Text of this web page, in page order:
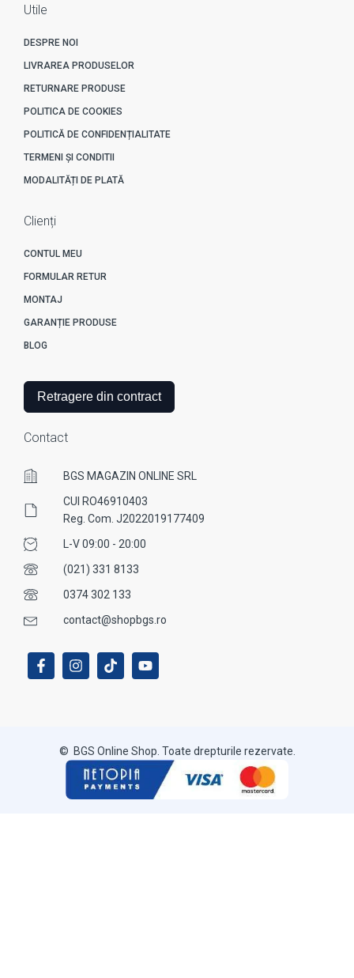
Utile
DESPRE NOI
LIVRAREA PRODUSELOR
RETURNARE PRODUSE
POLITICA DE COOKIES
POLITICĂ DE CONFIDENȚIALITATE
TERMENI ȘI CONDITII
MODALITĂȚI DE PLATĂ
Clienți
CONTUL MEU
FORMULAR RETUR
MONTAJ
GARANȚIE PRODUSE
BLOG
Retragere din contract
Contact
BGS MAGAZIN ONLINE SRL
CUI RO46910403
Reg. Com. J2022019177409
L-V 09:00 - 20:00
(021) 331 8133
0374 302 133
contact@shopbgs.ro
© BGS Online Shop. Toate drepturile rezervate.